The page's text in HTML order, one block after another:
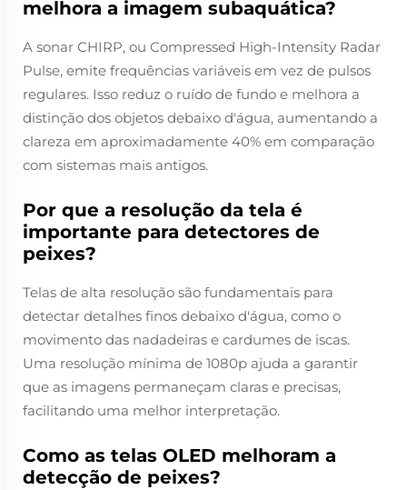
melhora a imagem subaquática?
A sonar CHIRP, ou Compressed High-Intensity Radar
Pulse, emite frequências variáveis em vez de pulsos
regulares. Isso reduz o ruído de fundo e melhora a
distinção dos objetos debaixo d'água, aumentando a
clareza em aproximadamente 40% em comparação
com sistemas mais antigos.
Por que a resolução da tela é
importante para detectores de
peixes?
Telas de alta resolução são fundamentais para
detectar detalhes finos debaixo d'água, como o
movimento das nadadeiras e cardumes de iscas.
Uma resolução mínima de 1080p ajuda a garantir
que as imagens permaneçam claras e precisas,
facilitando uma melhor interpretação.
Como as telas OLED melhoram a
detecção de peixes?